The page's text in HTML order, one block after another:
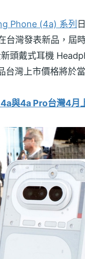
Phone (4a) 系列
台灣發表新品，屆
頭戴式耳機
灣上市價格將於
與4a Pro台灣4月